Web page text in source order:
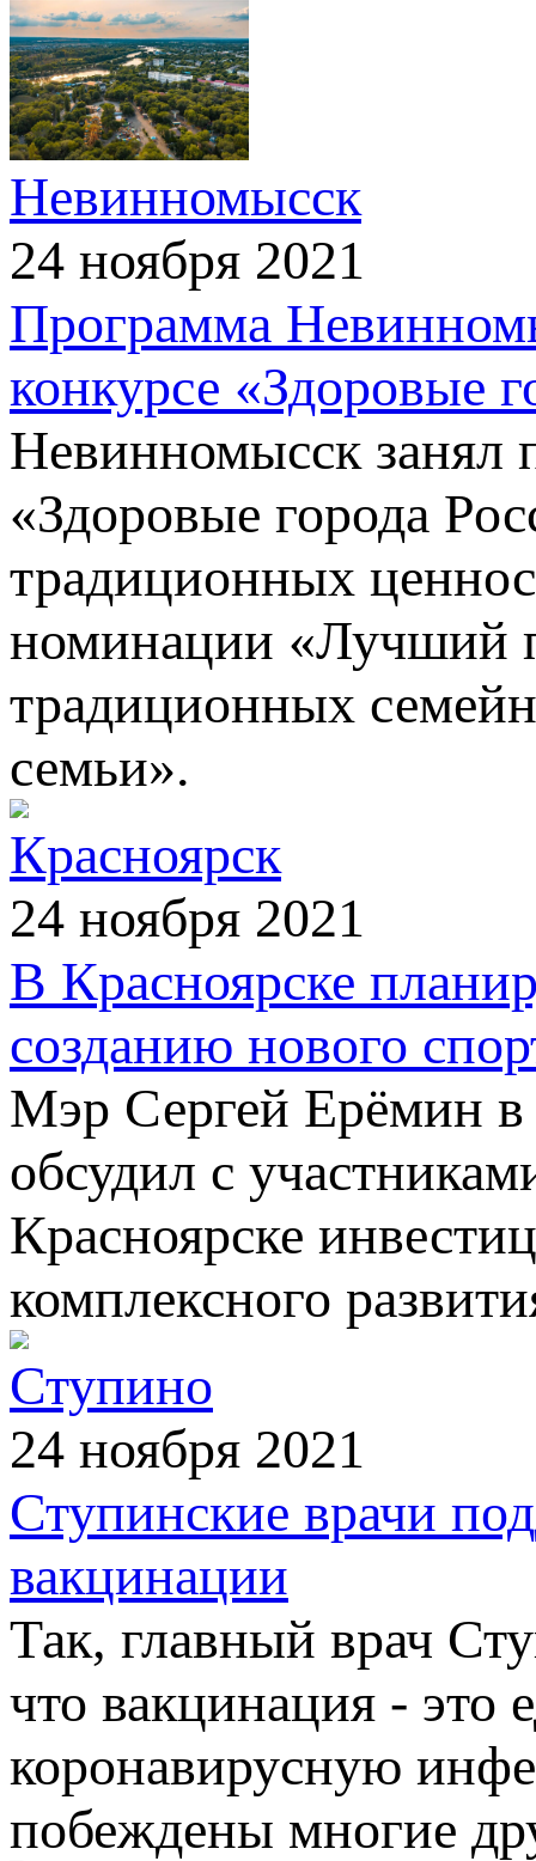
Невинномысск
24 ноября 2021
Программа
конкурсе «Здоровые
Невинномысск занял
«Здоровые города
традиционных
номинации «Лучший
традиционных
семьи».
Красноярск
24 ноября 2021
В Красноярске
созданию нового
Мэр Сергей Ерёмин в
обсудил с
Красноярске
комплексного
Ступино
24 ноября 2021
Ступинские врачи
вакцинации
Так, главный врач
что вакцинация - это
коронавирусную
побеждены многие